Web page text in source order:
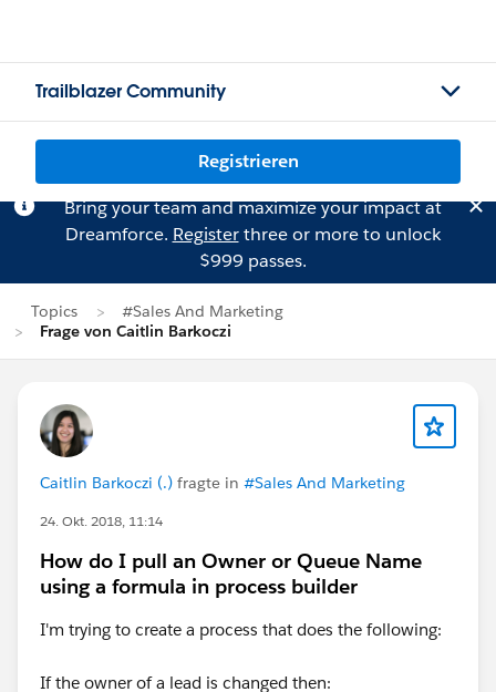
Trailblazer Community
Registrieren
Bring your team and maximize your impact at
Dreamforce. Registerthree or more to unlock
$999 passes.
Topics
#Sales And Marketing
Frage von Caitlin Barkoczi
Caitlin Barkoczi (.) fragte in #Sales And Marketing
24. Okt. 2018, 11:14
How do I pull an Owner or Queue Name
using a formula in process builder
I'm trying to create a process that does the following:
If the owner of a lead is changed then: